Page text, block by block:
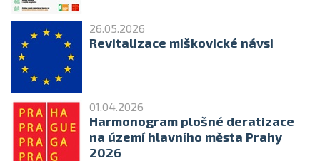
26.05.2026
Revitalizace miškovické návsi
01.04.2026
Harmonogram plošné deratizace
na území hlavního města Prahy
2026